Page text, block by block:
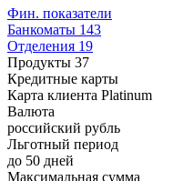
Фин. показатели
Банкоматы 143
Отделения 19
Продукты 37
Кредитные карты
Карта клиента Platinum
Валюта
российский рубль
Льготный период
до 50 дней
Максимальная сумма